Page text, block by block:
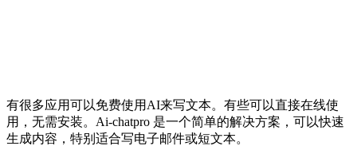
有很多应用可以免费使用AI来写文本。有些可以直接在线使
用，无需安装。Ai-chatpro 是一个简单的解决方案，可以快速
生成内容，特别适合写电子邮件或短文本。